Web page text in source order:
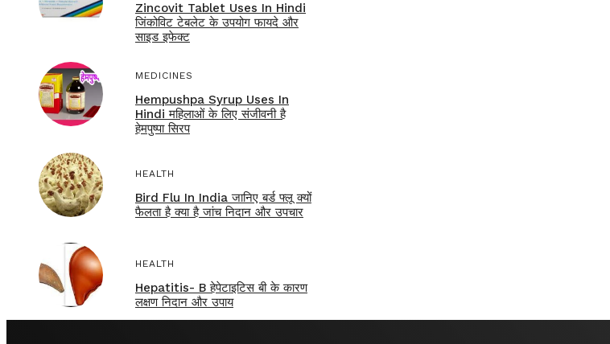
Zincovit Tablet Uses In Hindi
जिंकोविट टेबलेट के उपयोग फायदे और
साइड इफेक्ट
MEDICINES
Hempushpa Syrup Uses In
Hindi महिलाओं के लिए संजीवनी है
हेमपुष्पा सिरप
HEALTH
Bird Flu In India जानिए बर्ड फ्लू क्यों
फैलता है क्या है जांच निदान और उपचार
HEALTH
Hepatitis- B हेपेटाइटिस बी के कारण
लक्षण निदान और उपाय